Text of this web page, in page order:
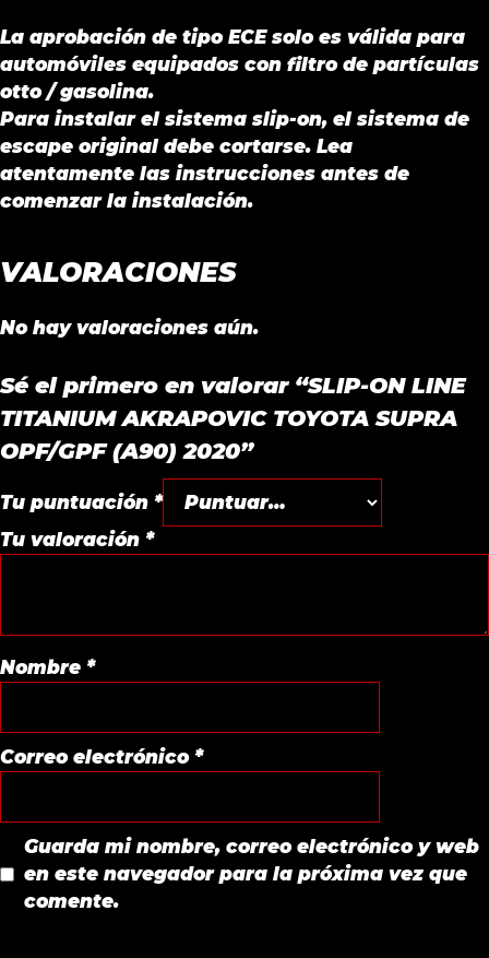
La aprobación de tipo ECE solo es válida para
automóviles equipados con filtro de partículas
otto / gasolina.
Para instalar el sistema slip-on, el sistema de
escape original debe cortarse. Lea
atentamente las instrucciones antes de
comenzar la instalación.
VALORACIONES
No hay valoraciones aún.
Sé el primero en valorar “SLIP-ON LINE
TITANIUM AKRAPOVIC TOYOTA SUPRA
OPF/GPF (A90) 2020”
Tu puntuación *
Tu valoración *
Nombre *
Correo electrónico *
Guarda mi nombre, correo electrónico y web
en este navegador para la próxima vez que
comente.